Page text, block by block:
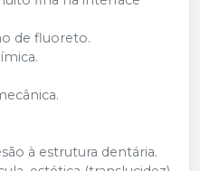
de fluoreto.
à estrutura dentária.